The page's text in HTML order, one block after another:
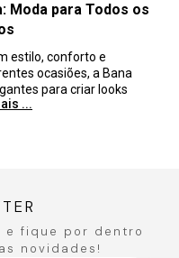
Moda para Todos os
estilo, conforto e
ocasiões, a Bana
para criar looks
...
e fique por dentro
novidades!